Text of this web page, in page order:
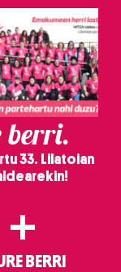
berri.
33. Lilatoian
+
BERRI